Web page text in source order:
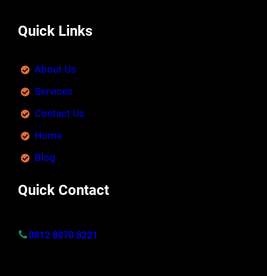
Quick Links
About Us
Services
Contact Us
Home
Blog
Quick Contact
0812 8070 8221